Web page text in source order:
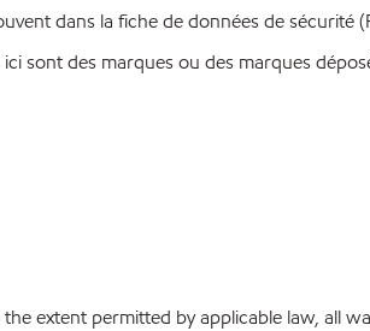
dans la fiche de données de sécurité
sont des marques ou des marques
extent permitted by applicable law, all